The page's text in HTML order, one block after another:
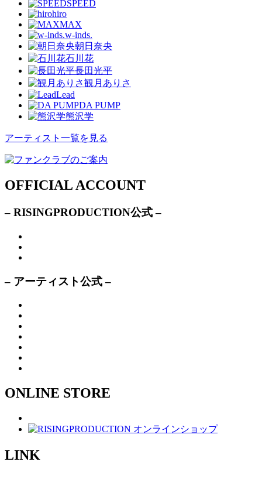
SPEED
hiro
MAX
w-inds.
朝日奈央
石川花
長田光平
観月ありさ
Lead
DA PUMP
熊沢学
アーティスト一覧を見る
OFFICIAL ACCOUNT
– RISINGPRODUCTION公式 –
– アーティスト公式 –
ONLINE STORE
LINK